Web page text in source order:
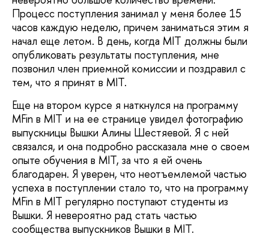
Процесс поступления занимал у меня более 15
часов каждую неделю, причем заниматься этим я
начал еще летом. В день, когда MIT должны были
опубликовать результаты поступления, мне
позвонил член приемной комиссии и поздравил с
тем, что я принят в MIT.
Еще на втором курсе я наткнулся на программу
MFin в MIT и на ее странице увидел фотографию
выпускницы Вышки Алины Шестяевой. Я с ней
связался, и она подробно рассказала мне о своем
опыте обучения в MIT, за что я ей очень
благодарен. Я уверен, что неотъемлемой частью
успеха в поступлении стало то, что на программу
MFin в MIT регулярно поступают студенты из
Вышки. Я невероятно рад стать частью
сообщества выпускников Вышки в MIT.